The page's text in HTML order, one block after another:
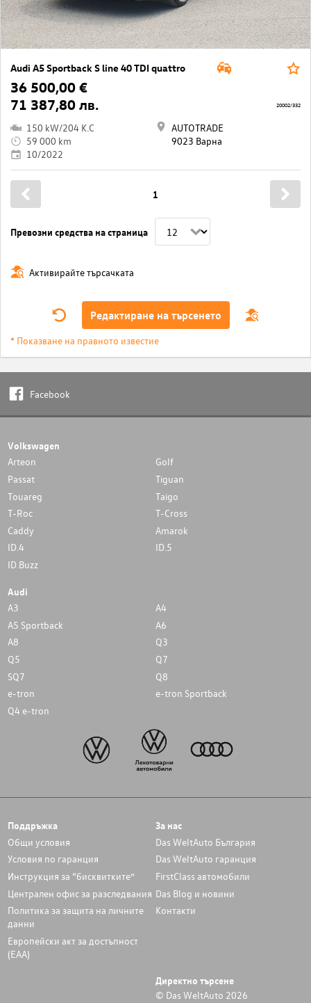
Audi A5 Sportback S line 40 TDI quattro
36 500,00 €
71 387,80 лв.
150 kW/204 K.C
59 000 km
10/2022
AUTOTRADE
9023 Варна
20002/332
Превозни средства на страница
1
Активирайте търсачката
Редактиране на търсенето
* Показване на правното известие
Facebook
Volkswagen
Arteon
Golf
Passat
Tiguan
Touareg
Taigo
T-Roc
T-Cross
Caddy
Amarok
ID.4
ID.5
ID.Buzz
Audi
A3
A4
A5 Sportback
A6
A8
Q3
Q5
Q7
SQ7
Q8
e-tron
e-tron Sportback
Q4 e-tron
Поддръжка
Общи условия
Условия по гаранция
Инструкция за “бисквитките”
Централен офис за разследвания
Политика за защита на личните
данни
Европейски акт за достъпност
(ЕАА)
За нас
Das WeltAuto България
Das WeltAuto гаранция
FirstClass автомобили
Das Blog и новини
Контакти
Директно търсене
© Das WeltAuto 2026